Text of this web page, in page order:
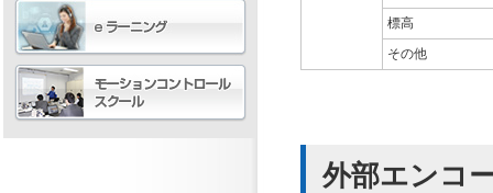
標高
その他
外部エンコ